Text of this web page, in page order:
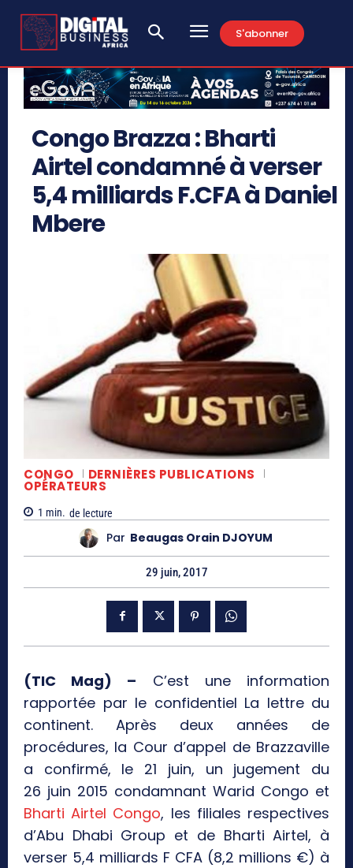
S'abonner
Congo Brazza : Bharti
Airtel condamné à verser
5,4 milliards F.CFA à Daniel
Mbere
CONGO DERNIÈRES PUBLICATIONS
OPÉRATEURS
1 min. de lecture
Par Beaugas Orain DJOYUM
29 juin, 2017
(TIC Mag) – C’est une information
rapportée par le confidentiel La lettre du
continent. Après deux années de
procédures, la Cour d’appel de Brazzaville
a confirmé, le 21 juin, un jugement du
26 juin 2015 condamnant Warid Congo et
Bharti Airtel Congo, les filiales respectives
d’Abu Dhabi Group et de Bharti Airtel, à
verser 5,4 milliards F CFA (8,2 millions €) à